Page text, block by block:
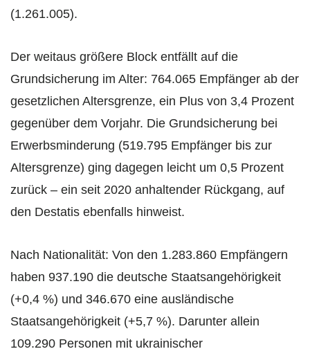
(1.261.005).
Der weitaus größere Block entfällt auf die
Grundsicherung im Alter: 764.065 Empfänger ab der
gesetzlichen Altersgrenze, ein Plus von 3,4 Prozent
gegenüber dem Vorjahr. Die Grundsicherung bei
Erwerbsminderung (519.795 Empfänger bis zur
Altersgrenze) ging dagegen leicht um 0,5 Prozent
zurück – ein seit 2020 anhaltender Rückgang, auf
den Destatis ebenfalls hinweist.
Nach Nationalität: Von den 1.283.860 Empfängern
haben 937.190 die deutsche Staatsangehörigkeit
(+0,4 %) und 346.670 eine ausländische
Staatsangehörigkeit (+5,7 %). Darunter allein
109.290 Personen mit ukrainischer